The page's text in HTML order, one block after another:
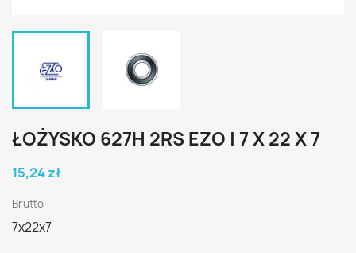
ŁOŻYSKO 627H 2RS EZO | 7 X 22 X 7
15,24 zł
Brutto
7x22x7